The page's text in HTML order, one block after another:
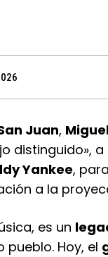
Juan,
distinguido», a
Yankee,
a la
es un
pueblo. Hoy, el